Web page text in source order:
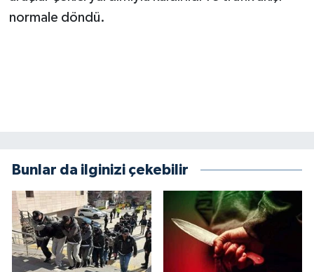
normale döndü.
Bunlar da ilginizi çekebilir
MİZAH
BÖLGEDEN
BİLİM TEKNOLOJİ
ASAYİŞ